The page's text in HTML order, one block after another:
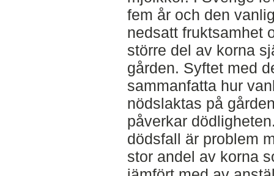
fem år och den
nedsatt fruktsamhet
större del av korna
gården. Syftet med
sammanfatta hur
nödslaktas på
påverkar
dödsfall är problem
stor andel av korna